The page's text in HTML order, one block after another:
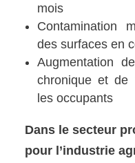
mois
Contamination
des surfaces en
Augmentation
chronique et de
les occupants
Dans le secteur
pour l’industrie